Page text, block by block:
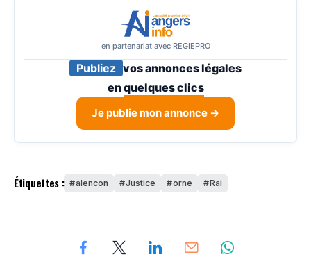
en partenariat avec REGIEPRO
Publiez vos annonces légales
enquelques clics
Je publie mon annonce →
Étiquettes : alencon Justice orne Rai